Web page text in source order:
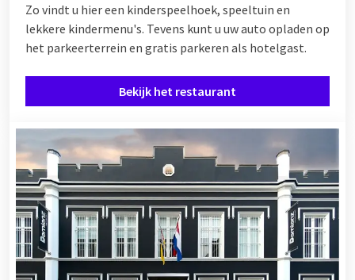
Zo vindt u hier een kinderspeelhoek, speeltuin en
lekkere kindermenu's. Tevens kunt u uw auto opladen op
het parkeerterrein en gratis parkeren als hotelgast.
Bekijk het restaurant